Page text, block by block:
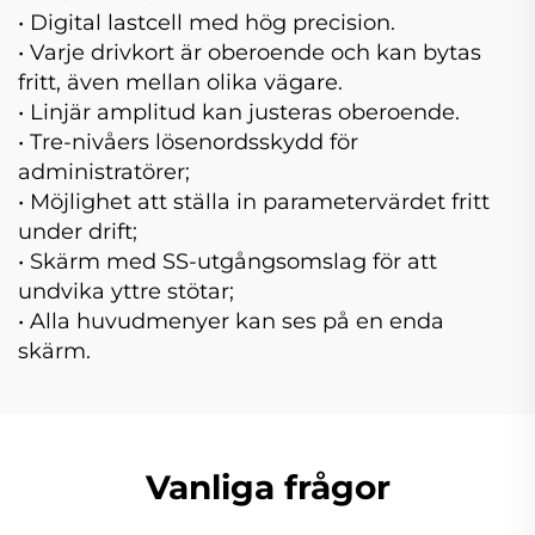
• Digital lastcell med hög precision.
• Varje drivkort är oberoende och kan bytas
fritt, även mellan olika vägare.
• Linjär amplitud kan justeras oberoende.
• Tre-nivåers lösenordsskydd för
administratörer;
• Möjlighet att ställa in parametervärdet fritt
under drift;
• Skärm med SS-utgångsomslag för att
undvika yttre stötar;
• Alla huvudmenyer kan ses på en enda
skärm.
Vanliga frågor